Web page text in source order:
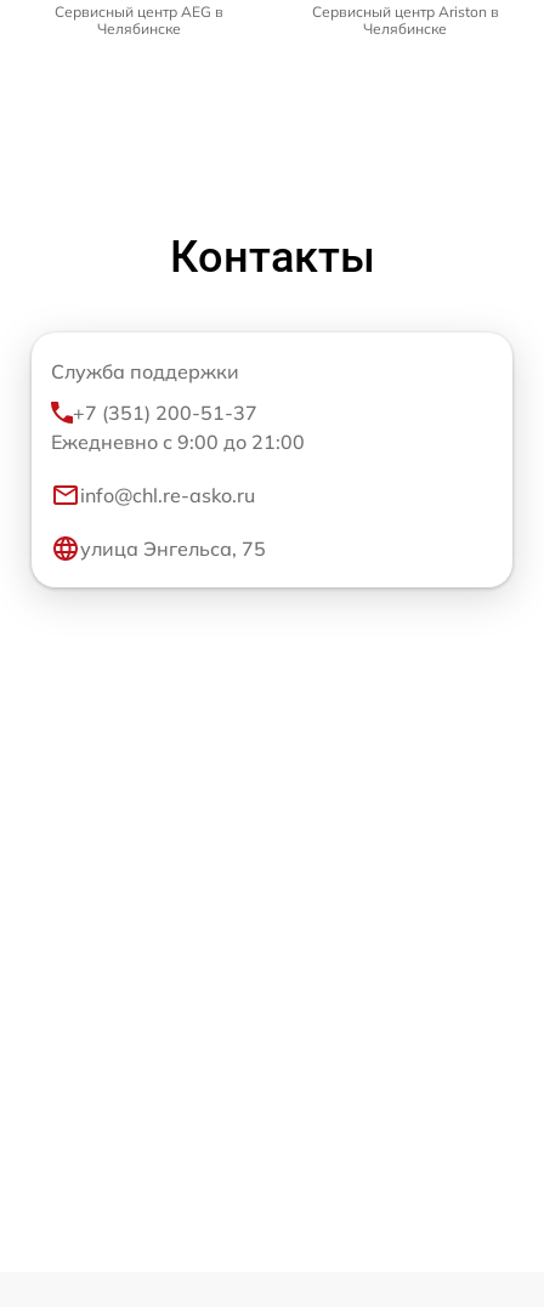
Сервисный центр AEG в
Челябинске
Сервисный центр Ariston в
Челябинске
Контакты
Служба поддержки
+7 (351) 200-51-37
Ежедневно с 9:00 до 21:00
info@chl.re-asko.ru
улица Энгельса, 75